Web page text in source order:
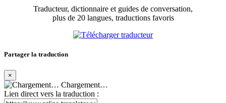
Traducteur, dictionnaire et guides de conversation,
plus de 20 langues, traductions favoris
Partager la traduction
×
Chargement…
Lien direct vers la traduction :